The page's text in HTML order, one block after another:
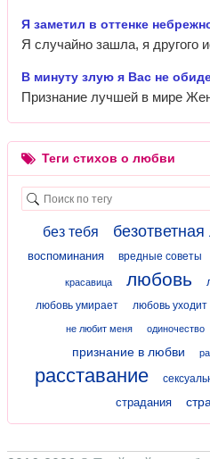
Я заметил в оттенке
Я случайно зашла, я другого
В минуту злую я Вас не
Признание лучшей в мире
Теги стихов о любви
без тебя
воспоминания вредные советы
красавица любовь
любовь умирает любовь уходит
не любит меня одиночество
признание в любви
расставание
страдания